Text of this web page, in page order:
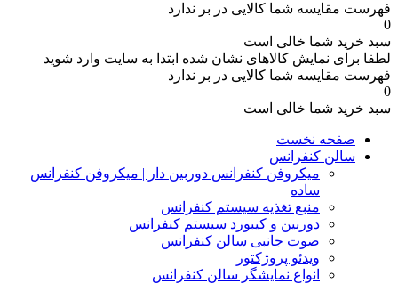
فهرست مقایسه شما کالایی در بر ندارد
0
سبد خرید شما خالی است
لطفا برای نمایش کالاهای نشان شده ابتدا به سایت وارد شوید
فهرست مقایسه شما کالایی در بر ندارد
0
سبد خرید شما خالی است
صفحه نخست
سالن کنفرانس
میکروفن کنفرانس دوربین دار | میکروفن کنفرانس
ساده
منبع تغذیه سیستم کنفرانس
دوربین و کیبورد سیستم کنفرانس
صوت جانبی سالن کنفرانس
ویدئو پروژکتور
انواع نمایشگر سالن کنفرانس